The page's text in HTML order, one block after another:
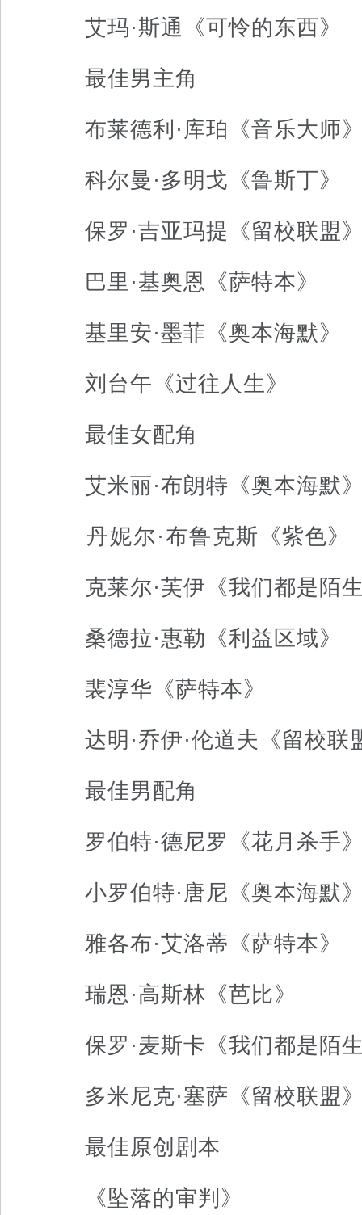
艾玛·斯通《可怜的东西》
最佳男主角
布莱德利·库珀《音乐大师
科尔曼·多明戈《鲁斯丁》
保罗·吉亚玛提《留校联盟
巴里·基奥恩《萨特本》
基里安·墨菲《奥本海默》
刘台午《过往人生》
最佳女配角
艾米丽·布朗特《奥本海默
丹妮尔·布鲁克斯《紫色》
克莱尔·芙伊《我们都是陌
桑德拉·惠勒《利益区域》
裴淳华《萨特本》
达明·乔伊·伦道夫《留校联
最佳男配角
罗伯特·德尼罗《花月杀手
小罗伯特·唐尼《奥本海默
雅各布·艾洛蒂《萨特本》
瑞恩·高斯林《芭比》
保罗·麦斯卡《我们都是陌
多米尼克·塞萨《留校联盟
最佳原创剧本
《坠落的审判》